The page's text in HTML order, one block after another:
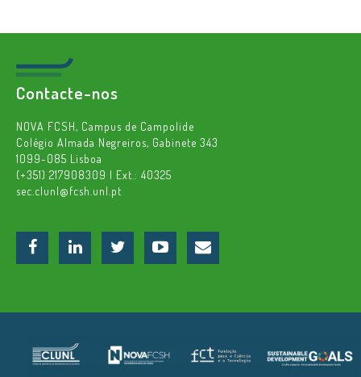
Contacte-nos
NOVA FCSH, Campus de Campolide
Colégio Almada Negreiros, Gabinete 343
1099-085 Lisboa
(+351) 217908309 | Ext.: 40325
sec.clunl@fcsh.unl.pt